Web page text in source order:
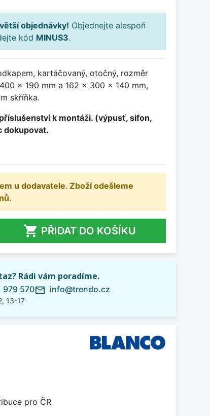
objednávky! Objednejte alespoň
kód MINUS3.
kartáčovaný, otočný, rozměr
x 190 mm a 162 x 300 x 140 mm,
skříňka.
k montáži. (výpusť, sifon,
dokupovat.
u dodavatele. Zboží odešleme
 PŘIDAT DO KOŠÍKU
Rádi vám poradíme.
979 570
13-17
mail_outline info@trendo.cz
pro ČR